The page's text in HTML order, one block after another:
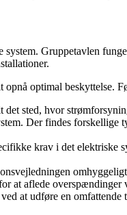
Gruppetavlen
optimal beskyttelse.
sted, hvor
Der findes
krav i det
at aflede
at udføre en